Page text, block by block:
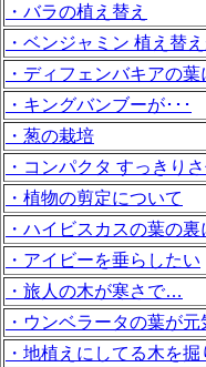
・バラの植え替え
・ベンジャミン 植え替
・ディフェンバキアの葉
・キングバンブーが･･･
・葱の栽培
・コンパクタ すっきり
・植物の剪定について
・ハイビスカスの葉の裏
・アイビーを垂らしたい
・旅人の木が寒さで…
・ウンベラータの葉が
・地植えにしてる木を